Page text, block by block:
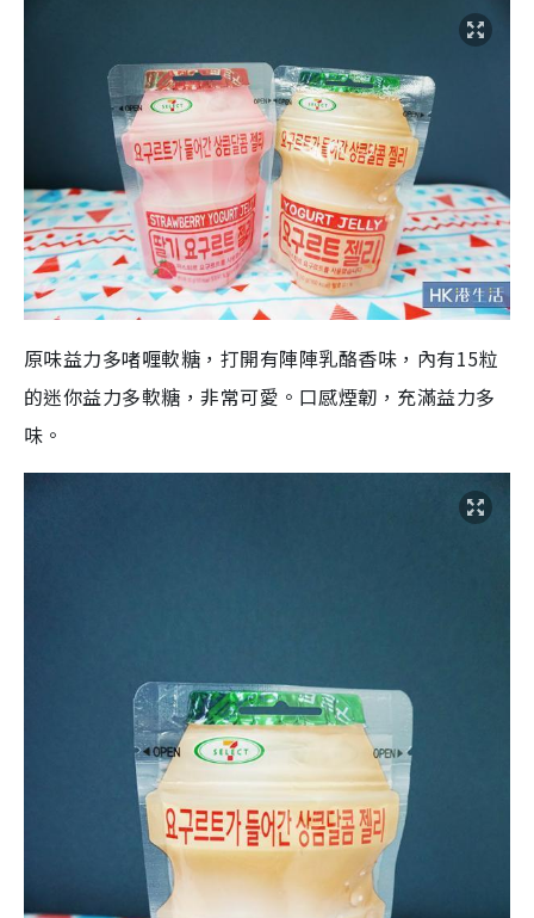
原味益力多啫喱軟糖，打開有陣陣乳酪香味，內有15粒
的迷你益力多軟糖，非常可愛。口感煙韌，充滿益力多
味。